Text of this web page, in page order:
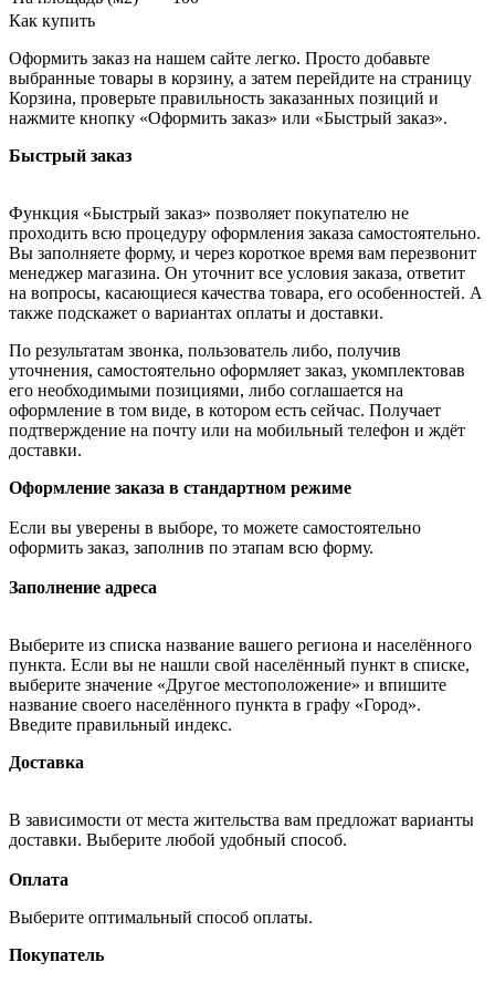
Как купить
Оформить заказ на нашем сайте легко. Просто добавьте
выбранные товары в корзину, а затем перейдите на страницу
Корзина, проверьте правильность заказанных позиций и
нажмите кнопку «Оформить заказ» или «Быстрый заказ».
Быстрый заказ
Функция «Быстрый заказ» позволяет покупателю не
проходить всю процедуру оформления заказа самостоятельно.
Вы заполняете форму, и через короткое время вам перезвонит
менеджер магазина. Он уточнит все условия заказа, ответит
на вопросы, касающиеся качества товара, его особенностей. А
также подскажет о вариантах оплаты и доставки.
По результатам звонка, пользователь либо, получив
уточнения, самостоятельно оформляет заказ, укомплектовав
его необходимыми позициями, либо соглашается на
оформление в том виде, в котором есть сейчас. Получает
подтверждение на почту или на мобильный телефон и ждёт
доставки.
Оформление заказа в стандартном режиме
Если вы уверены в выборе, то можете самостоятельно
оформить заказ, заполнив по этапам всю форму.
Заполнение адреса
Выберите из списка название вашего региона и населённого
пункта. Если вы не нашли свой населённый пункт в списке,
выберите значение «Другое местоположение» и впишите
название своего населённого пункта в графу «Город».
Введите правильный индекс.
Доставка
В зависимости от места жительства вам предложат варианты
доставки. Выберите любой удобный способ.
Оплата
Выберите оптимальный способ оплаты.
Покупатель